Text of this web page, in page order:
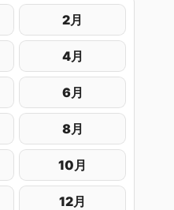
2月
4月
6月
8月
10月
12月